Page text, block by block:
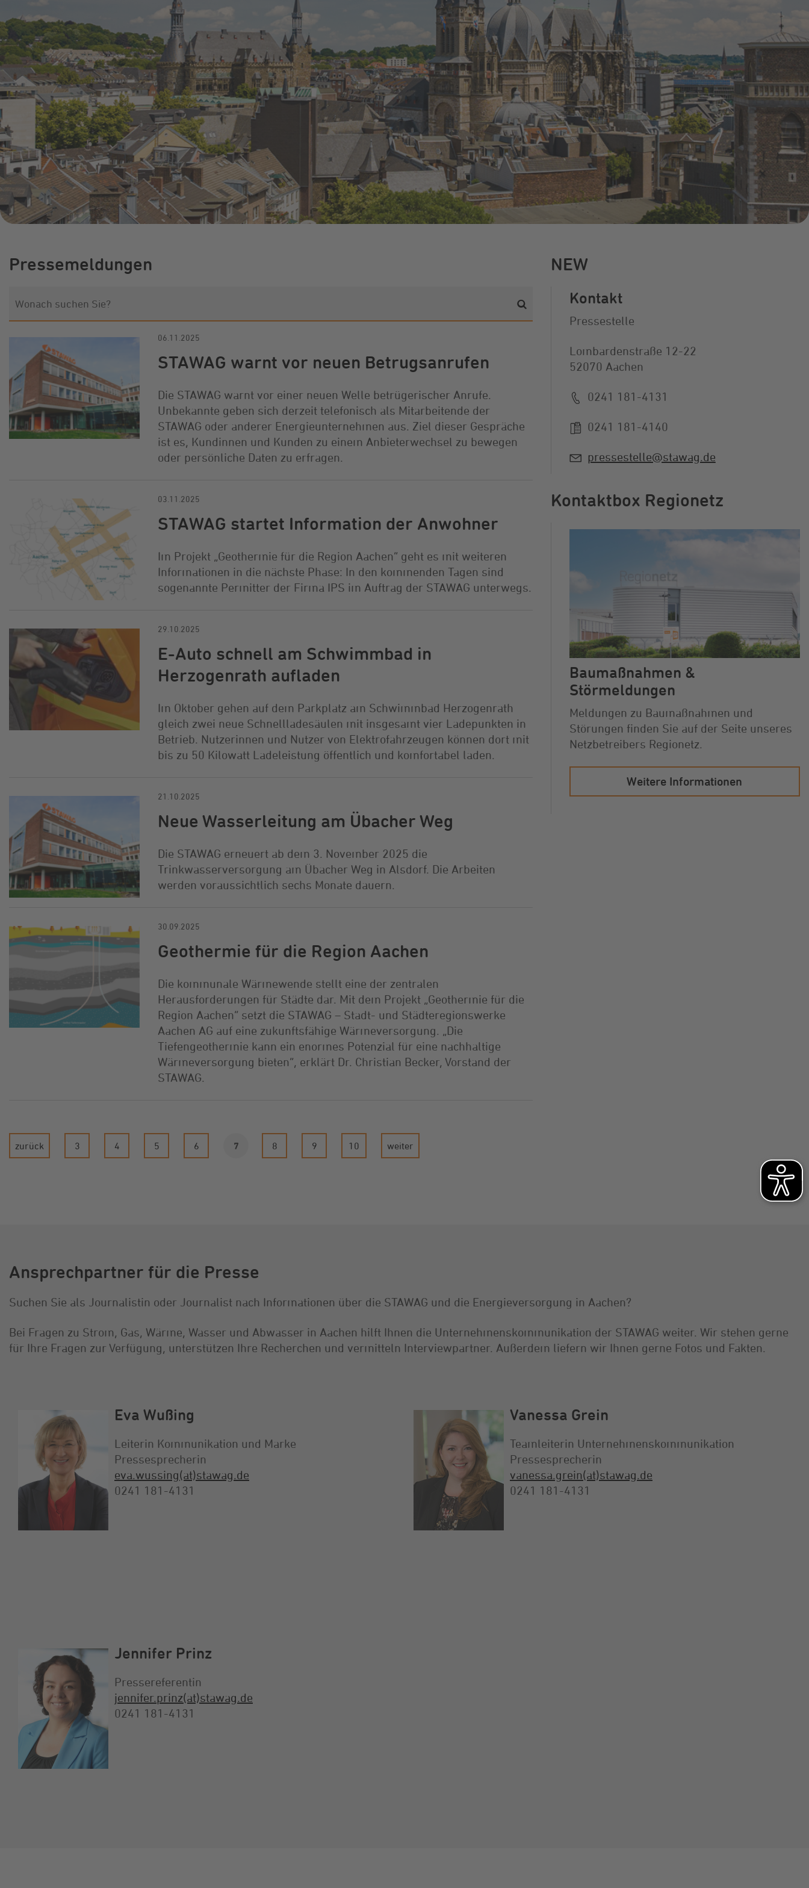
Umzugsservice
Energieberatung
Energiefragen
Kündigung
Wärmestrom
Pressemitteilungen
Treue-Bonus
Vorteile
Pressemeldungen
06.11.2025
STAWAG warnt vor neuen Betrugsanrufen
Die STAWAG warnt vor einer neuen Welle betrügerischer Anrufe.
Unbekannte geben sich derzeit telefonisch als Mitarbeitende der
STAWAG oder anderer Energieunternehmen aus. Ziel dieser Gespräche
ist es, Kundinnen und Kunden zu einem Anbieterwechsel zu bewegen
oder persönliche Daten zu erfragen.
03.11.2025
STAWAG startet Information der Anwohner
Im Projekt „Geothermie für die Region Aachen“ geht es mit weiteren
Informationen in die nächste Phase: In den kommenden Tagen sind
sogenannte Permitter der Firma IPS im Auftrag der STAWAG unterwegs.
29.10.2025
E-Auto schnell am Schwimmbad in
Herzogenrath aufladen
Im Oktober gehen auf dem Parkplatz am Schwimmbad Herzogenrath
gleich zwei neue Schnellladesäulen mit insgesamt vier Ladepunkten in
Betrieb. Nutzerinnen und Nutzer von Elektrofahrzeugen können dort mit
bis zu 50 Kilowatt Ladeleistung öffentlich und komfortabel laden.
21.10.2025
Neue Wasserleitung am Übacher Weg
Die STAWAG erneuert ab dem 3. November 2025 die
Trinkwasserversorgung am Übacher Weg in Alsdorf. Die Arbeiten
werden voraussichtlich sechs Monate dauern.
30.09.2025
Geothermie für die Region Aachen
Die kommunale Wärmewende stellt eine der zentralen
Herausforderungen für Städte dar. Mit dem Projekt „Geothermie für die
Region Aachen“ setzt die STAWAG – Stadt- und Städteregionswerke
Aachen AG auf eine zukunftsfähige Wärmeversorgung. „Die
Tiefengeothermie kann ein enormes Potenzial für eine nachhaltige
Wärmeversorgung bieten“, erklärt Dr. Christian Becker, Vorstand der
STAWAG.
zurück 3 4 5 6 7 8 9 10 weiter
NEW
Kontakt
Pressestelle
Lombardenstraße 12-22
52070 Aachen
0241 181-4131
0241 181-4140
pressestelle@stawag.de
Kontaktbox Regionetz
Baumaßnahmen &
Störmeldungen
Meldungen zu Baumaßnahmen und
Störungen finden Sie auf der Seite unseres
Netzbetreibers Regionetz.
Weitere Informationen
Ansprechpartner für die Presse
Suchen Sie als Journalistin oder Journalist nach Informationen über die STAWAG und die Energieversorgung in Aachen?
Bei Fragen zu Strom, Gas, Wärme, Wasser und Abwasser in Aachen hilft Ihnen die Unternehmenskommunikation der STAWAG weiter. Wir stehen gerne
für Ihre Fragen zur Verfügung, unterstützen Ihre Recherchen und vermitteln Interviewpartner. Außerdem liefern wir Ihnen gerne Fotos und Fakten.
Eva Wußing
Leiterin Kommunikation und Marke
Pressesprecherin
eva.wussing(at)stawag.de
0241 181-4131
Vanessa Grein
Teamleiterin Unternehmenskommunikation
Pressesprecherin
vanessa.grein(at)stawag.de
0241 181-4131
Jennifer Prinz
Pressereferentin
jennifer.prinz(at)stawag.de
0241 181-4131